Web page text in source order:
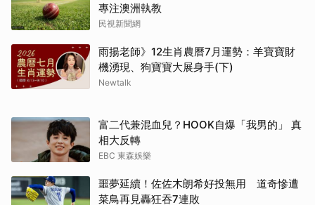
專注澳洲執教
民視新聞網
雨揚老師》12生肖農曆7月運勢：羊寶寶財
機湧現、狗寶寶大展身手(下)
Newtalk
富二代兼混血兒？HOOK自爆「我男的」 真
相大反轉
EBC 東森娛樂
噩夢延續！佐佐木朗希好投無用 道奇慘遭
菜鳥再見轟狂吞7連敗